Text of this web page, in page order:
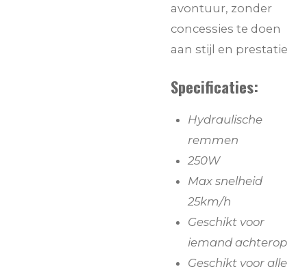
avontuur, zonder
concessies te doen
aan stijl en prestatie
Specificaties:
Hydraulische
remmen
250W
Max snelheid
25km/h
Geschikt voor
iemand achterop
Geschikt voor alle